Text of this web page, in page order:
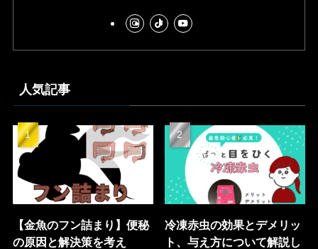
人気記事
【金魚のフン詰まり】便秘
の原因と解決策を考え
冷凍赤虫の効果とデメリッ
ト、与え方について解説し